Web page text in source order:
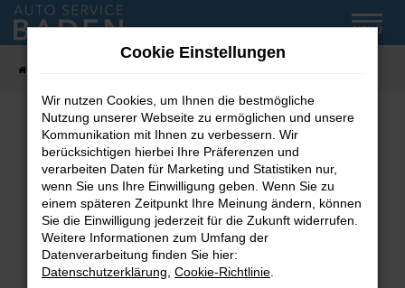
Zum
Hauptinhalt
MENÜ
Fehler: Network Error
Beim Laden ist ein Fehler aufgetreten.
Hier sind ein paar Tipps, die dir helfen können:
Überprüfe deine Firewall und deine
Internetverbindung.
Laden andere Webseiten, zum Beispiel deine
Cookie Einstellungen
Wir nutzen Cookies, um Ihnen die bestmögliche
Nutzung unserer Webseite zu ermöglichen und unsere
Kommunikation mit Ihnen zu verbessern. Wir
berücksichtigen hierbei Ihre Präferenzen und
verarbeiten Daten für Marketing und Statistiken nur,
wenn Sie uns Ihre Einwilligung geben. Wenn Sie zu
einem späteren Zeitpunkt Ihre Meinung ändern, können
Sie die Einwilligung jederzeit für die Zukunft widerrufen.
Weitere Informationen zum Umfang der
Datenverarbeitung finden Sie hier:
Datenschutzerklärung Cookie-Richtlinie